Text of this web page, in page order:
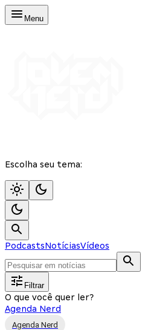
Menu
Escolha seu tema:
PodcastsNotíciasVídeos
Filtrar
O que você quer ler?
Agenda Nerd
Agenda Nerd